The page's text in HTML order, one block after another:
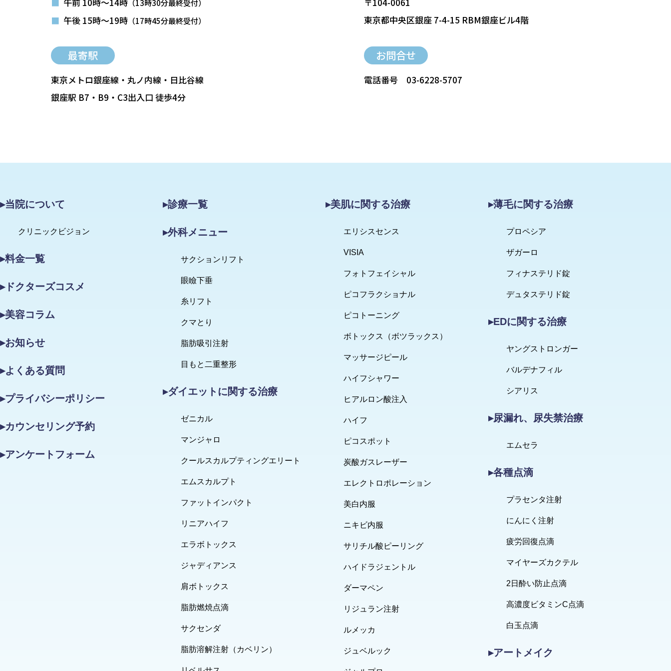
（13時30分最終受付）
■ 午後 15時～19時 （17時45分最終受付）
東京都中央区銀座 7-4-15 RBM銀座ビル4階
最寄駅
東京メトロ銀座線・丸ノ内線・日比谷線
銀座駅 B7・B9・C3出入口 徒歩4分
お問合せ
電話番号 03-6228-5707
▸当院について
クリニックビジョン
▸料金一覧
▸ドクターズコスメ
▸美容コラム
▸お知らせ
▸よくある質問
▸プライバシーポリシー
▸カウンセリング予約
▸アンケートフォーム
▸診療一覧
▸外科メニュー
サクションリフト
眼瞼下垂
糸リフト
クマとり
脂肪吸引注射
目もと二重整形
▸ダイエットに関する治療
ゼニカル
マンジャロ
クールスカルプティングエリート
エムスカルプト
ファットインパクト
リニアハイフ
エラボトックス
ジャディアンス
肩ボトックス
脂肪燃焼点滴
サクセンダ
脂肪溶解注射（カベリン）
▸美肌に関する治療
エリシスセンス
VISIA
フォトフェイシャル
ピコフラクショナル
ピコトーニング
ボトックス（ボツラックス）
マッサージピール
ハイフシャワー
ヒアルロン酸注入
ハイフ
ピコスポット
炭酸ガスレーザー
エレクトロポレーション
美白内服
ニキビ内服
サリチル酸ピーリング
ハイドラジェントル
ダーマペン
リジュラン注射
ルメッカ
ジュベルック
▸薄毛に関する治療
プロペシア
ザガーロ
フィナステリド錠
デュタステリド錠
▸EDに関する治療
ヤングストロンガー
バルデナフィル
シアリス
▸尿漏れ、尿失禁治療
エムセラ
▸各種点滴
プラセンタ注射
にんにく注射
疲労回復点滴
マイヤーズカクテル
2日酔い防止点滴
高濃度ビタミンC点滴
白玉点滴
▸アートメイク